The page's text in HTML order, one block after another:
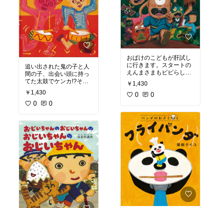
追い出された鬼の子と人
間の子、出会い頭に持っ
てた太鼓でケンカ!?そし
お母さんが太鼓で加勢!?
そしたら家の犬と猫も!?
えばみんなで爆笑!?
音楽の導入にも楽しん
で！
￥1,430
0 0
おばけのこどもが肝試し
に行きます。スタートの
えんまさまもビビらしま
すよ笑。おばけのこども
だって、「食ってやろう
か」と言われれば、そり
いオバケを追い払って無
事帰還。
でも、あれ？一人多いよ
うですよ👻
おばけの子ども達と一緒
にゾゾッと涼しくなる楽
しい絵本です。
同じオバケ達の続編「お
ばけのしかえし」もどう
ぞ。
￥1,430
0 0